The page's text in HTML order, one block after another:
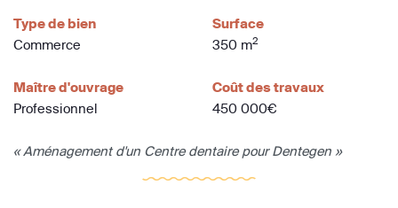
Type de bien
Commerce
Surface
350 m2
Maître d'ouvrage
Professionnel
Coût des travaux
450 000€
« Aménagement d'un Centre dentaire pour Dentegen »